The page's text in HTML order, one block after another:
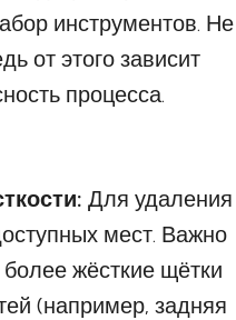
инструментов. Не
от этого зависит
процесса.
Для удаления
мест. Важно
более жёсткие щётки
(например, задняя